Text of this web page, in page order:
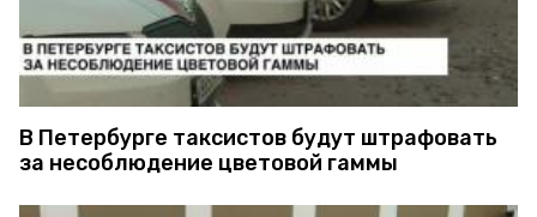
В Петербурге таксистов будут штрафовать
за несоблюдение цветовой гаммы